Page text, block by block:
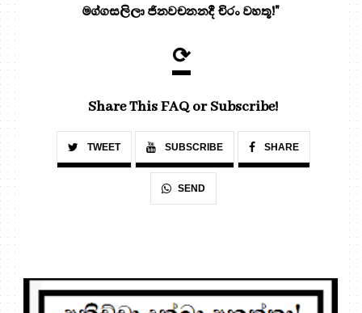
මග්ගසලිලා ජිනවචනනදී චිරං වහතූ!"
⟳
Share This FAQ or Subscribe!
TWEET SUBSCRIBE SHARE
SEND